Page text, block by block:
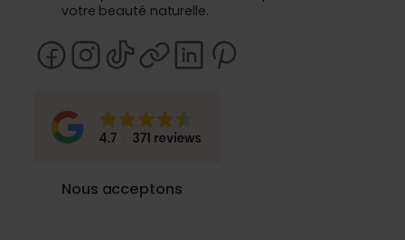
votre beauté naturelle.
Nous acceptons